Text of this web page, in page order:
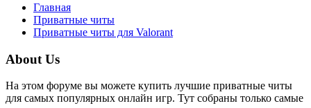
Главная
Приватные читы
Приватные читы для Valorant
About Us
На этом форуме вы можете купить лучшие приватные читы
для самых популярных онлайн игр. Тут собраны только самые